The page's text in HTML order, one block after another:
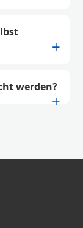
werden?